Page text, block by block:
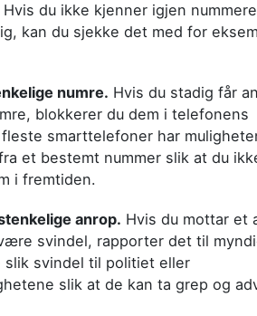
du ikke kjenner igjen
kan du sjekke det med for
numre. Hvis du stadig får
blokkerer du dem i telefonens
smarttelefoner har
et bestemt nummer slik at du
i fremtiden.
anrop. Hvis du mottar et
svindel, rapporter det til
slik svindel til politiet eller
slik at de kan ta grep og